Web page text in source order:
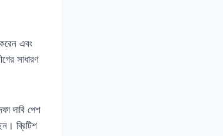
এবং
সাধারণ
দাবি পেশ
ব্রিটিশ